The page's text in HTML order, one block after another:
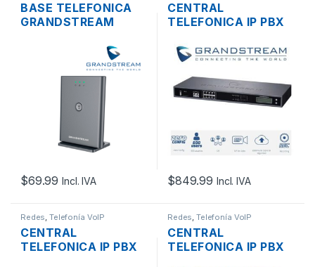
BASE TELEFONICA
GRANDSTREAM
PROTOCOLO SIP
PUERTO LAN POE
HASTA 20 CUENTAS
$69.99 Incl. IVA
CENTRAL
TELEFONICA IP PBX
UCM6208 LAN/WAN
GIGABIT POE+,
USB/SD, 100
LLAMADAS
$849.99 Incl. IVA
Redes,Telefonía VoIP
CENTRAL
TELEFONICA IP PBX
Redes,Telefonía VoIP
CENTRAL
TELEFONICA IP PBX